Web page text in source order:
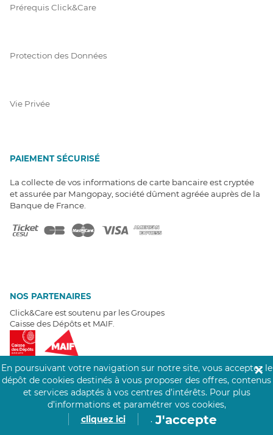
Prérequis Click&Care
Protection des Données
Vie Privée
PAIEMENT SÉCURISÉ
La collecte de vos informations de carte bancaire est cryptée
et assurée par Mangopay, société dûment agréée auprès de la
Banque de France.
NOS PARTENAIRES
Click&Care est soutenu par les Groupes
Caisse des Dépôts et MAIF.
EXPERTS À VOTRE ÉCOUTE
Un besoin de recrutement ? Click&Care vous accompagne par
En poursuivant votre navigation sur notre site, vous acceptez le
dépôt de cookies destinés à vous proposer des offres, contenus
et services adaptés à vos centres d’intérêts. Pour plus
d’informations et paramétrer vos cookies,
cliquez ici
. J'accepte
✕